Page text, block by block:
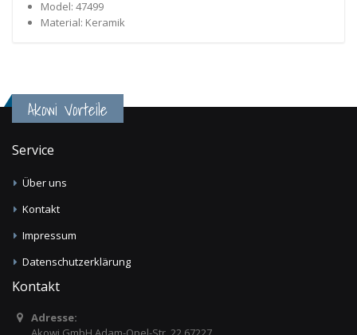
Model: 47499
Material: Keramik
Akowi Vorteile
Service
Über uns
Kontakt
Impressum
Datenschutzerklärung
Kontakt
Adresse: